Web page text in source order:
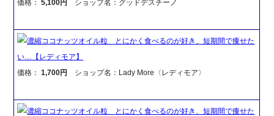
価格：5,100円 ショップ名：グッドデスチーノ
濃縮ココナッツオイル粒 とにかく食べるのが好き、短期間で痩せた
い…【レディモア】
価格：1,700円 ショップ名：Lady More〈レディモア〉
濃縮ココナッツオイル粒 とにかく食べるのが好き、短期間で痩せた